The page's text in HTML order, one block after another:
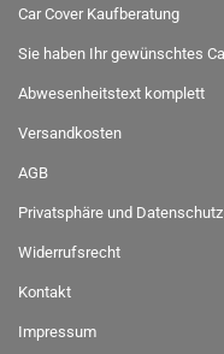
Car Cover Kaufberatung
Sie haben Ihr gewünschtes
Abwesenheitstext komplett
Versandkosten
AGB
Privatsphäre und Datenschutz
Widerrufsrecht
Kontakt
Impressum